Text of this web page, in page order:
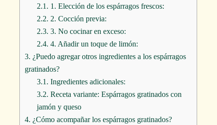
2.1. 1. Elección de los espárragos frescos:
2.2. 2. Cocción previa:
2.3. 3. No cocinar en exceso:
2.4. 4. Añadir un toque de limón:
3. ¿Puedo agregar otros ingredientes a los espárragos
gratinados?
3.1. Ingredientes adicionales:
3.2. Receta variante: Espárragos gratinados con
jamón y queso
4. ¿Cómo acompañar los espárragos gratinados?